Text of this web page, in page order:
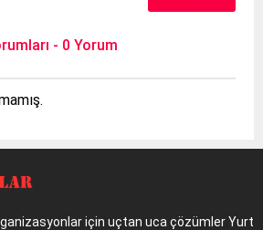
- 0 Yorum
için uçtan uca çözümler Yurt